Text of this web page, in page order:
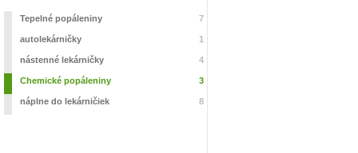
Tepelné popáleniny 7
autolekárničky 1
nástenné lekárničky 4
Chemické popáleniny 3
náplne do lekárničiek 8